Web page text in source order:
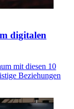
digitalen
mit diesen 10
Beziehungen